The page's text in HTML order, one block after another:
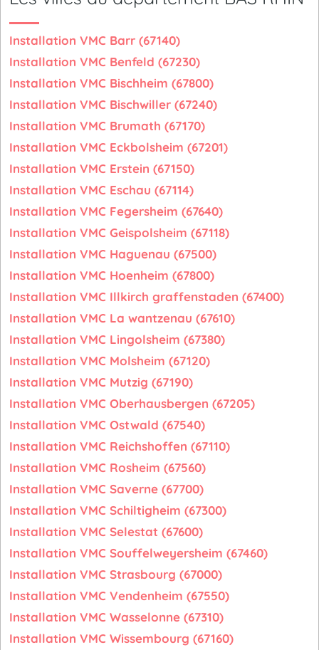
Installation VMC Barr (67140)
Installation VMC Benfeld (67230)
Installation VMC Bischheim (67800)
Installation VMC Bischwiller (67240)
Installation VMC Brumath (67170)
Installation VMC Eckbolsheim (67201)
Installation VMC Erstein (67150)
Installation VMC Eschau (67114)
Installation VMC Fegersheim (67640)
Installation VMC Geispolsheim (67118)
Installation VMC Haguenau (67500)
Installation VMC Hoenheim (67800)
Installation VMC Illkirch graffenstaden (67400)
Installation VMC La wantzenau (67610)
Installation VMC Lingolsheim (67380)
Installation VMC Molsheim (67120)
Installation VMC Mutzig (67190)
Installation VMC Oberhausbergen (67205)
Installation VMC Ostwald (67540)
Installation VMC Reichshoffen (67110)
Installation VMC Rosheim (67560)
Installation VMC Saverne (67700)
Installation VMC Schiltigheim (67300)
Installation VMC Selestat (67600)
Installation VMC Souffelweyersheim (67460)
Installation VMC Strasbourg (67000)
Installation VMC Vendenheim (67550)
Installation VMC Wasselonne (67310)
Installation VMC Wissembourg (67160)